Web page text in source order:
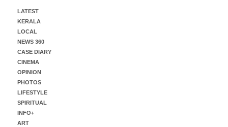
LATEST
KERALA
LOCAL
NEWS 360
CASE DIARY
CINEMA
OPINION
PHOTOS
LIFESTYLE
SPIRITUAL
INFO+
ART